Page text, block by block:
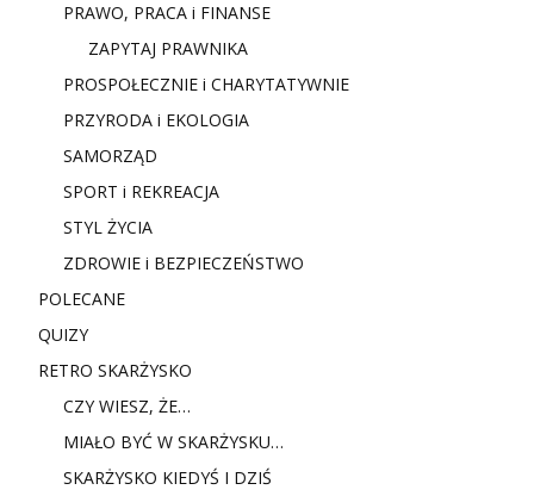
PRAWO, PRACA i FINANSE
ZAPYTAJ PRAWNIKA
PROSPOŁECZNIE i CHARYTATYWNIE
PRZYRODA i EKOLOGIA
SAMORZĄD
SPORT i REKREACJA
STYL ŻYCIA
ZDROWIE i BEZPIECZEŃSTWO
POLECANE
QUIZY
RETRO SKARŻYSKO
CZY WIESZ, ŻE…
MIAŁO BYĆ W SKARŻYSKU…
SKARŻYSKO KIEDYŚ I DZIŚ